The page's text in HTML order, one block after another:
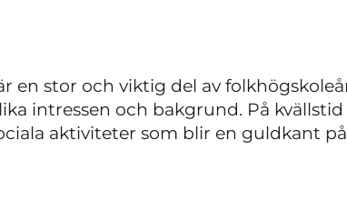
en stor och viktig del av
intressen och bakgrund. På
aktiviteter som blir en guldkant